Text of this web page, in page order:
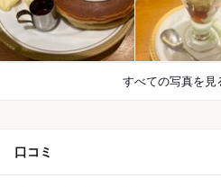
すべての写真を見
口コミ